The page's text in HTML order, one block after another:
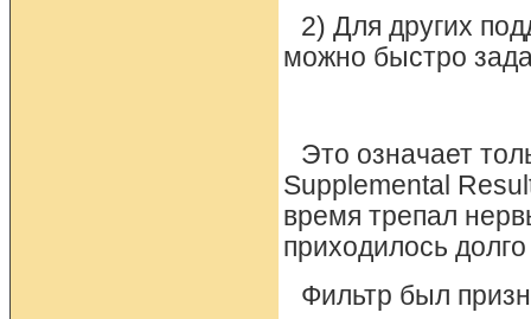
2) Для других
можно быстро
Это означает
Supplemental
время трепал
приходилось
Фильтр был